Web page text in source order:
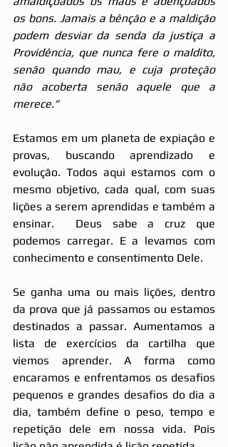
os bons. Jamais a bênção e a maldição
podem desviar da senda da justiça a
Providência, que nunca fere o maldito,
senão quando mau, e cuja proteção
não acoberta senão aquele que a
merece.”
Estamos em um planeta de expiação e
provas, buscando aprendizado e
evolução. Todos aqui estamos com o
mesmo objetivo, cada qual, com suas
lições a serem aprendidas e também a
ensinar.  Deus sabe a cruz que
podemos carregar. E a levamos com
conhecimento e consentimento Dele.
Se ganha uma ou mais lições, dentro
da prova que já passamos ou estamos
destinados a passar. Aumentamos a
lista de exercícios da cartilha que
viemos aprender. A forma como
encaramos e enfrentamos os desafios
pequenos e grandes desafios do dia a
dia, também define o peso, tempo e
repetição dele em nossa vida. Pois